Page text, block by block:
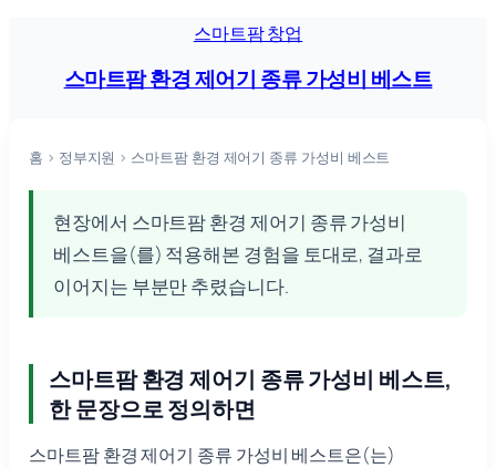
스마트팜 창업
스마트팜 환경 제어기 종류 가성비 베스트
홈 › 정부지원 › 스마트팜 환경 제어기 종류 가성비 베스트
현장에서 스마트팜 환경 제어기 종류 가성비
베스트을(를) 적용해본 경험을 토대로, 결과로
이어지는 부분만 추렸습니다.
스마트팜 환경 제어기 종류 가성비 베스트,
한 문장으로 정의하면
스마트팜 환경 제어기 종류 가성비 베스트은(는)